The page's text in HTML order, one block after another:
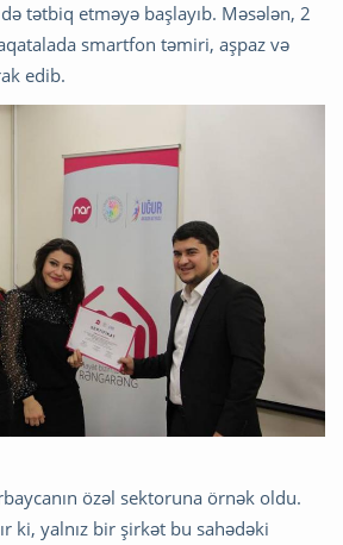
tətbiq etməyə başlayıb. Məsələn, 2
smartfon təmiri, aşpaz və
edib.
özəl sektoruna örnək oldu.
ki, yalnız bir şirkət bu sahədəki